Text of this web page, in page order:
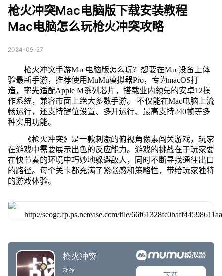
枪火冲突Mac电脑版下载安装教程
Mac电脑怎么玩枪火冲突攻略
2024-09-27
枪火冲突手游Mac电脑版怎么玩？想要在Mac设备上体
验最新手游，推荐使用MuMu模拟器Pro，专为macOS打
造，率先适配Apple M系列芯片，搭载业内领先的安卓12操
作系统，兼容市面上绝大多数手游。 不仅能在Mac电脑上流
畅运行，还支持键位设置、多开运行、最高支持240帧等多
种实用功能。
《枪火冲突》是一款刺激的俯视角像素闯关游戏，玩家
在游戏中需要展示出色的反应能力。游戏的挑战在于玩家要
在快节奏的环境中巧妙地躲避敌人，同时不断寻找通往出口
的路径。每个关卡都充满了紧张感和策略性，带给玩家独特
的游戏体验。